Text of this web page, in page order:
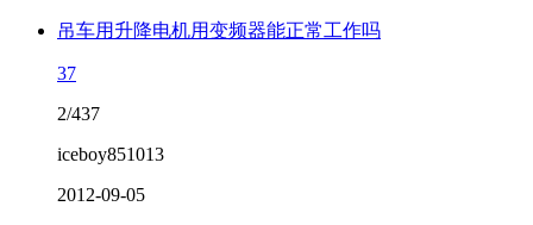
吊车用升降电机用变频器能正常工作吗
37
2/437
iceboy851013
2012-09-05